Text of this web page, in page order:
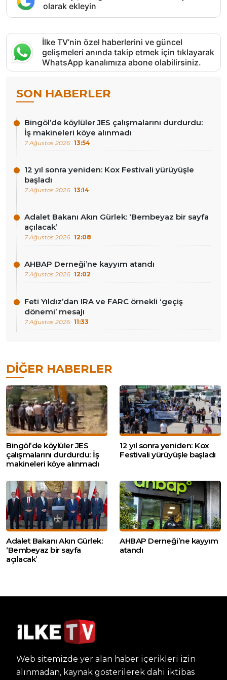
olarak ekleyin
İlke TV’nin özel haberlerini ve güncel
gelişmeleri anında takip etmek için tıklayarak
WhatsApp kanalımıza abone olabilirsiniz.
SON HABERLER
Bingöl’de köylüler JES çalışmalarını durdurdu:
İş makineleri köye alınmadı
7 Ağustos 2026 13:54
12 yıl sonra yeniden: Kox Festivali yürüyüşle
başladı
7 Ağustos 2026 13:14
Adalet Bakanı Akın Gürlek: ‘Bembeyaz bir sayfa
açılacak’
7 Ağustos 2026 12:08
AHBAP Derneği’ne kayyım atandı
7 Ağustos 2026 12:02
Feti Yıldız’dan IRA ve FARC örnekli ‘geçiş
dönemi’ mesajı
7 Ağustos 2026 11:33
DIĞER HABERLER
Bingöl’de köylüler JES
çalışmalarını durdurdu: İş
makineleri köye alınmadı
12 yıl sonra yeniden: Kox
Festivali yürüyüşle başladı
Adalet Bakanı Akın Gürlek:
‘Bembeyaz bir sayfa
açılacak’
AHBAP Derneği’ne kayyım
atandı
Web sitemizde yer alan haber içerikleri izin
alınmadan, kaynak gösterilerek dahi iktibas